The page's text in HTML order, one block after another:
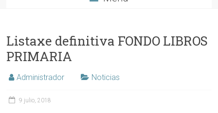
Listaxe definitiva FONDO LIBROS
PRIMARIA
Administrador Noticias
9 julio, 2018